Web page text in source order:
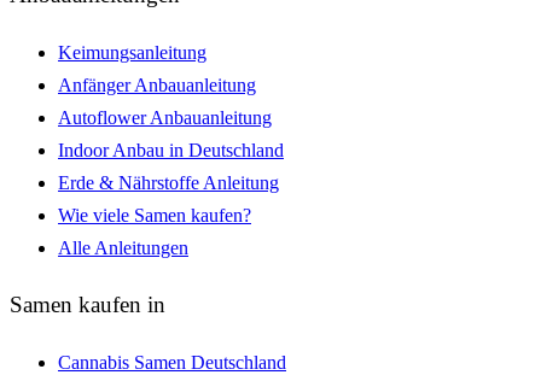
Keimungsanleitung
Anfänger Anbauanleitung
Autoflower Anbauanleitung
Indoor Anbau in Deutschland
Erde & Nährstoffe Anleitung
Wie viele Samen kaufen?
Alle Anleitungen
Samen kaufen in
Cannabis Samen Deutschland